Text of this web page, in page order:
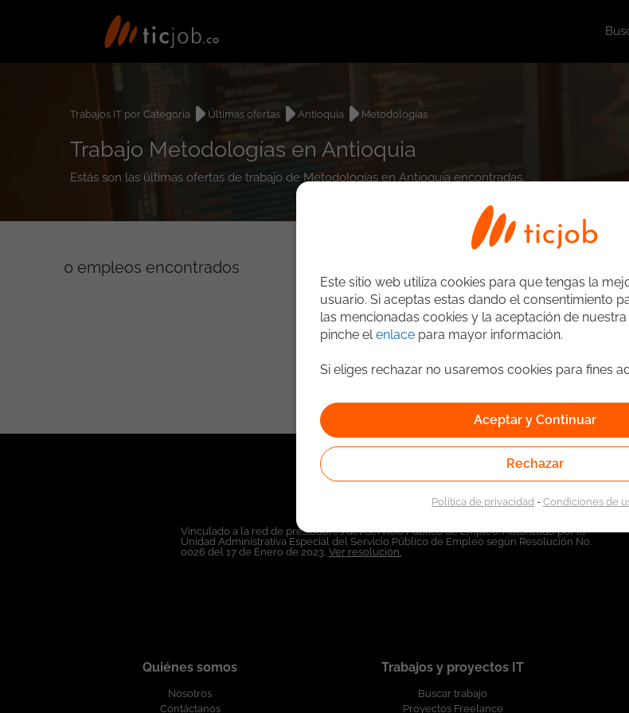
Trabajos IT por Categoría Últimas ofertas Antioquia Metodologías
Trabajo Metodologías en Antioquia
Estás son las últimas ofertas de trabajo de Metodologías en Antioquia encontradas.
0 empleos encontrados
Vinculado a la red de prestadores del Servicio Público de Empleo. Autorizado por la
Unidad Administrativa Especial del Servicio Público de Empleo según Resolución No.
0026 del 17 de Enero de 2023, Ver resolución.
Quiénes somos
Nosotros
Contáctanos
Trabajos y proyectos IT
Buscar trabajo
Proyectos Freelance
Este sitio web utiliza cookies para que tengas la
usuario. Si aceptas estas dando el consentimiento
las mencionadas cookies y la aceptación de
pinche elenlace para mayor información.
Si eliges rechazar no usaremos cookies para fines
Aceptar y Continuar
Rechazar
Política de privacidad -Condiciones de